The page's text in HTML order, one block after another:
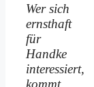
Wer sich
ernsthaft
für
Handke
interessiert,
kommt